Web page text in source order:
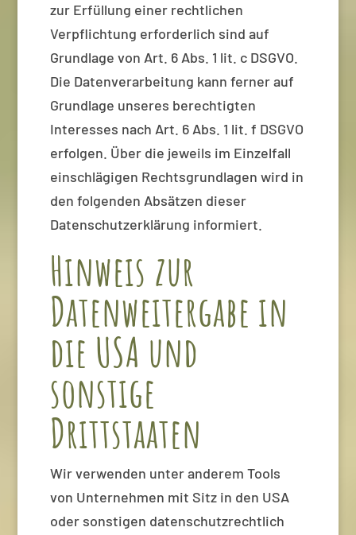
zur Erfüllung einer rechtlichen
Verpflichtung erforderlich sind auf
Grundlage von Art. 6 Abs. 1 lit. c DSGVO.
Die Datenverarbeitung kann ferner auf
Grundlage unseres berechtigten
Interesses nach Art. 6 Abs. 1 lit. f DSGVO
erfolgen. Über die jeweils im Einzelfall
einschlägigen Rechtsgrundlagen wird in
den folgenden Absätzen dieser
Datenschutzerklärung informiert.
Hinweis zur
Datenweitergabe in
die USA und
sonstige
Drittstaaten
Wir verwenden unter anderem Tools
von Unternehmen mit Sitz in den USA
oder sonstigen datenschutzrechtlich